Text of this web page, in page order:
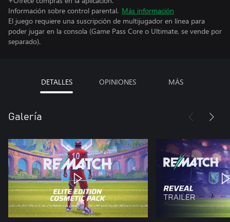
Información sobre control parental. Más información
El juego requiere una suscripción de multijugador en línea para
poder jugar en la consola (Game Pass Core o Ultimate, se vende por
separado).
DETALLES OPINIONES MÁS
Galería